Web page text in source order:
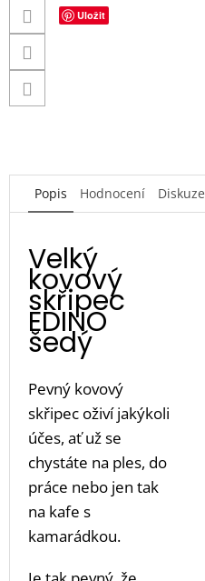
Uložit
Popis Hodnocení Diskuze
Velký
kovový
skřipec
EDINO
šedý
Pevný kovový
skřipec oživí jakýkoli
účes, ať už se
chystáte na ples, do
práce nebo jen tak
na kafe s
kamarádkou.